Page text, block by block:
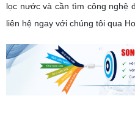
lọc nước và cần tìm công nghệ
liên hệ ngay với chúng tôi qua